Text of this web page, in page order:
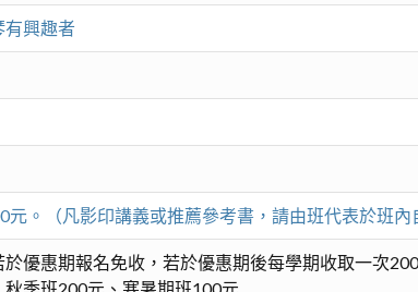
有興趣者
元。（凡影印講義或推薦參考書，請由班代表於班內
於優惠期報名免收，若於優惠期後每學期收取一次